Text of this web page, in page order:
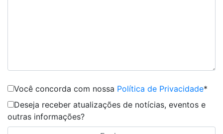
Você concorda com nossa Política de Privacidade*
Deseja receber atualizações de notícias, eventos e
outras informações?